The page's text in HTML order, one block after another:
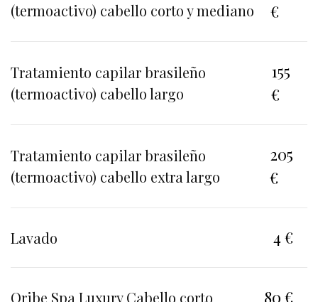
(termoactivo) cabello corto y mediano
€
Tratamiento capilar brasileño
(termoactivo) cabello largo
155
€
Tratamiento capilar brasileño
(termoactivo) cabello extra largo
205
€
Lavado 4 €
Oribe Spa Luxury Cabello corto 80 €